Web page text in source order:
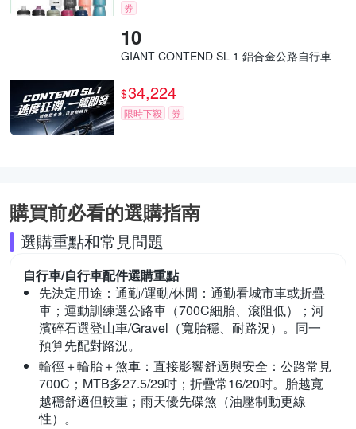
券
GIANT CONTEND SL 1 鋁合金公路自行車
$34,224
限時下殺 券
購買前必看的選購指南
選購重點和常見問題
自行車/自行車配件選購重點
先決定用途：通勤/運動/休閒： 通勤看城市車或折疊
車；運動訓練選公路車（700C細胎、滾阻低）；河
濱碎石選登山車/Gravel（寬胎穩、耐路況）。同一
預算先配對路況。
輪徑＋輪胎＋煞車：直接影響舒適與安全： 公路常見
700C；MTB多27.5/29吋；折疊常16/20吋。胎越寬
越穩舒適但較重；雨天優先碟煞（油壓制動更線
性）。